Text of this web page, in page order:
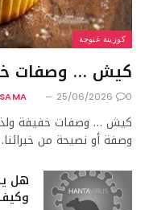
كوزينة غنوجة
كيش … وصفات
25/06/2026 0
كيش … وصفات خفيفة
وصفة أو نصيحة من
هل